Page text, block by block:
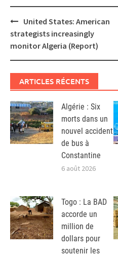
Post
navigation
United States: American
strategists increasingly
monitor Algeria (Report)
ARTICLES RÉCENTS
Algérie : Six
morts dans un
nouvel accident
de bus à
Constantine
6 août 2026
Togo : La BAD
accorde un
million de
dollars pour
soutenir les